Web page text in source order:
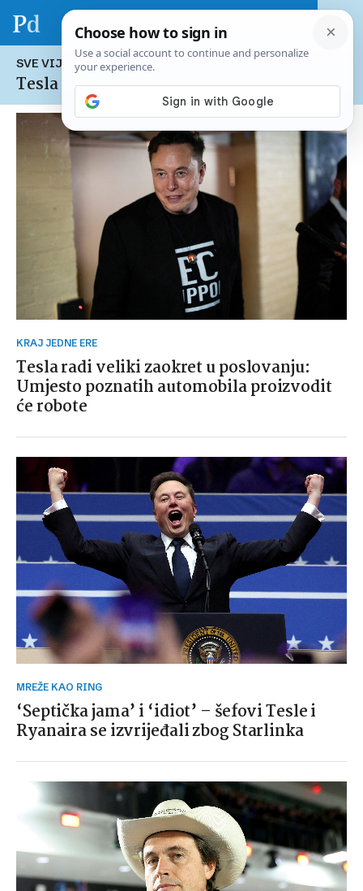
SVE VIJESTI NA TEMU:
Tesla Motors
KRAJ JEDNE ERE
Tesla radi veliki zaokret u poslovanju:
Umjesto poznatih automobila proizvodit
će robote
MREŽE KAO RING
‘Septička jama’ i ‘idiot’ – šefovi Tesle i
Ryanaira se izvrijeđali zbog Starlinka